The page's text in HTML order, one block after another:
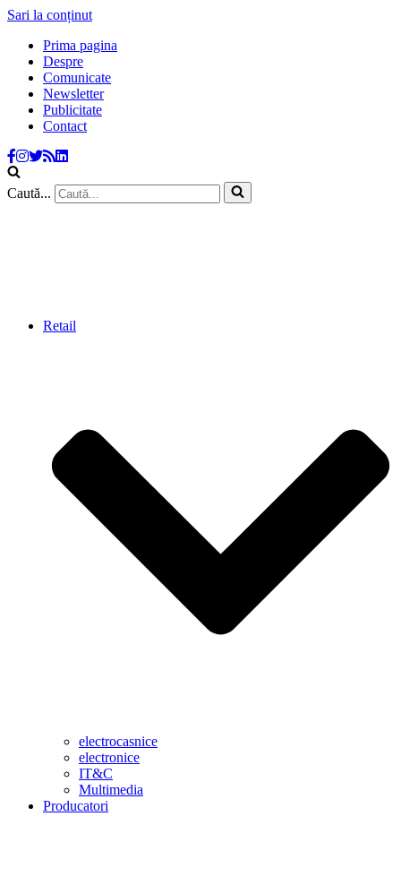
Sari la conținut
Prima pagina
Despre
Comunicate
Newsletter
Publicitate
Contact
Caută...
Retail
electrocasnice
electronice
IT&C
Multimedia
Producatori